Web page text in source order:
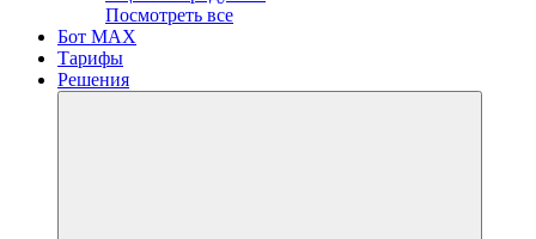
Посмотреть все
Бот MAX
Тарифы
Решения